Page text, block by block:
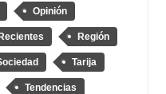
Opinión
Región
Tarija
Tendencias